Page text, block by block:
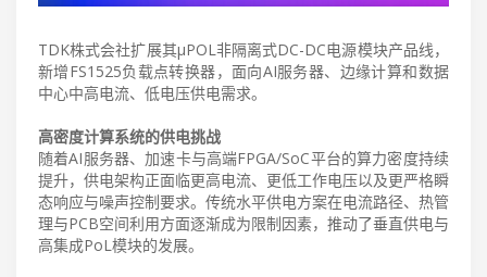
TDK株式会社扩展其µPOL非隔离式DC-DC电源模块产品线，
新增FS1525负载点转换器，面向AI服务器、边缘计算和数据
中心中高电流、低电压供电需求。
高密度计算系统的供电挑战
随着AI服务器、加速卡与高端FPGA/SoC平台的算力密度持续
提升，供电架构正面临更高电流、更低工作电压以及更严格瞬
态响应与噪声控制要求。传统水平供电方案在电流路径、热管
理与PCB空间利用方面逐渐成为限制因素，推动了垂直供电与
高集成PoL模块的发展。